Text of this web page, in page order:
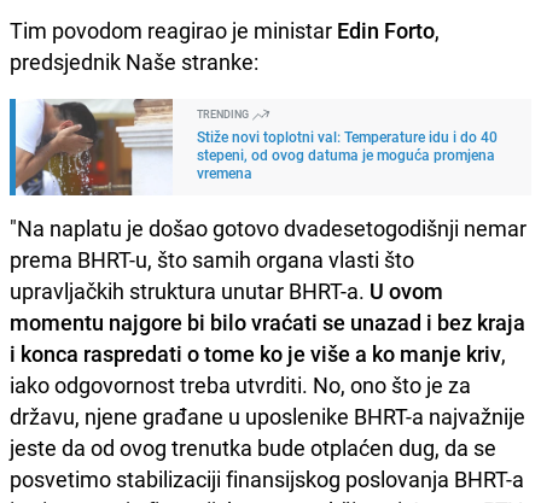
Tim povodom reagirao je ministar Edin Forto,
predsjednik Naše stranke:
TRENDING
Stiže novi toplotni val: Temperature idu i do 40
stepeni, od ovog datuma je moguća promjena
vremena
"Na naplatu je došao gotovo dvadesetogodišnji nemar
prema BHRT-u, što samih organa vlasti što
upravljačkih struktura unutar BHRT-a. U ovom
momentu najgore bi bilo vraćati se unazad i bez kraja
i konca raspredati o tome ko je više a ko manje kriv,
iako odgovornost treba utvrditi. No, ono što je za
državu, njene građane u uposlenike BHRT-a najvažnije
jeste da od ovog trenutka bude otplaćen dug, da se
posvetimo stabilizaciji finansijskog poslovanja BHRT-a